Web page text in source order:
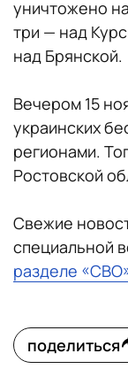
уничтожено
три — над
над Брянской.
Вечером 15
украинских
регионами.
Ростовской
Свежие
специальной
разделе
поделиться